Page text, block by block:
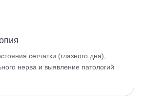
сетчатки (глазного дна),
нерва и выявление патологий